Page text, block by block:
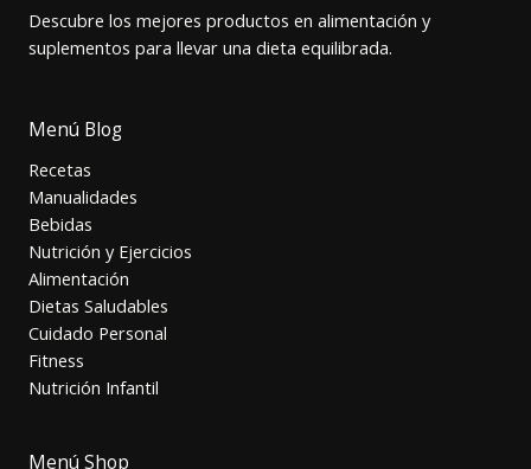
Descubre los mejores productos en alimentación y
suplementos para llevar una dieta equilibrada.
Menú Blog
Recetas
Manualidades
Bebidas
Nutrición y Ejercicios
Alimentación
Dietas Saludables
Cuidado Personal
Fitness
Nutrición Infantil
Menú Shop